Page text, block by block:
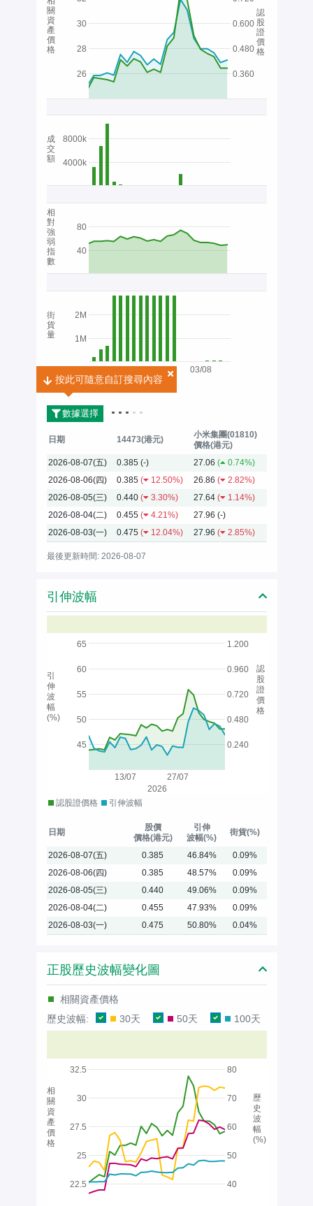
03/08
26
28
30 0.600
0.360
0.480
4000k
8000k
40
80
1M
2M
2026
關
資
產
價
格
認
股
證
價
格
成
交
額
相
對
強
弱
指
數
街
貨
量
數據選擇
按此可隨意自訂搜尋內容
按此可隨意自訂搜尋內容
日期 14473(港元)
小米集團(01810)
價格(港元)
2026-08-07(五)
0.385 (-) 27.06 (
0.74%)
2026-08-06(四)
0.385 ( 12.50%) 26.86 (
2.82%)
2026-08-05(三)
0.440 ( 3.30%) 27.64 (
1.14%)
2026-08-04(二)
0.455 ( 4.21%) 27.96 (-)
2026-08-03(一)
0.475 ( 12.04%) 27.96 ( 2.85%)
最後更新時間: 2026-08-07
引伸波幅
13/07 27/07
45
50
55
60
65
0.240
0.480
0.720
0.960
1.200
2026
引
伸
波
幅
(%)
認
股
證
價
格
認股證價格 引伸波幅
日期
股價
價格(港元)
引伸
波幅(%)
街貨(%)
2026-08-07(五) 0.385 46.84%
0.09%
2026-08-06(四)
0.385 48.57%
0.09%
2026-08-05(三)
0.440 49.06%
0.09%
2026-08-04(二)
0.455 47.93%
0.09%
2026-08-03(一)
0.475 50.80% 0.04%
正股歷史波幅變化圖
相關資產價格
歷史波幅:
30天 50天 100天
22.5
25
27.5
30
32.5
40
50
60
70
80
相
關
資
產
價
格
歷
史
波
幅
(%)